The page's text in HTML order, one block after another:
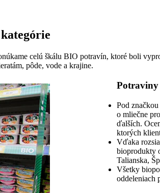
celú škálu BIO potravín, ktoré boli
pôde, vode a krajine.
Pod
o mliečne
ďalších.
ktorých
Vďaka
bioprodukty
Talianska,
Všetky
oddeleniach